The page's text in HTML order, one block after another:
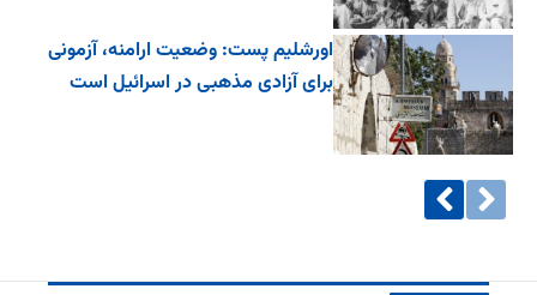
اورشلیم پست: وضعیت ارامنه، آزمونی
برای آزادی مذهبی در اسرائیل است